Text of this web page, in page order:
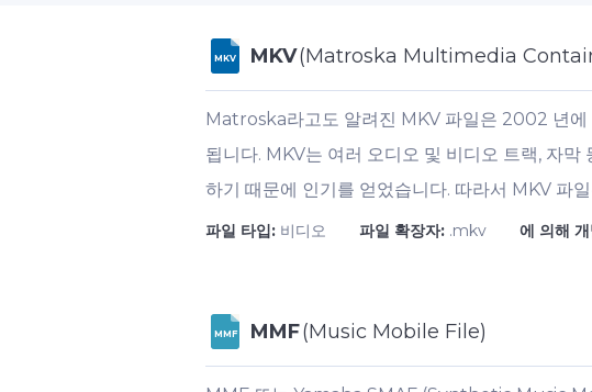
MKV MKV(Matroska Multimedia
Matroska라고도 알려진 MKV 파일은 2002 년에
됩니다. MKV는 여러 오디오 및 비디오 트랙, 자
하기 때문에 인기를 얻었습니다. 따라서 MKV 파
파일 타입: 비디오 파일 확장자: .mkv 에 의해
MMF MMF(Music Mobile File)